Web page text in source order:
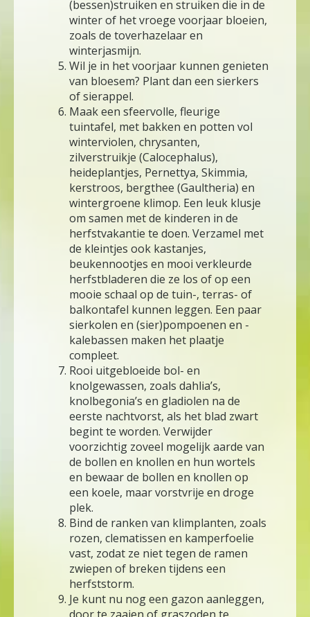
(bessen)struiken en struiken die in de
winter of het vroege voorjaar bloeien,
zoals de toverhazelaar en
winterjasmijn.
Wil je in het voorjaar kunnen genieten
van bloesem? Plant dan een sierkers
of sierappel.
Maak een sfeervolle, fleurige
tuintafel, met bakken en potten vol
winterviolen, chrysanten,
zilverstruikje (Calocephalus),
heideplantjes, Pernettya, Skimmia,
kerstroos, bergthee (Gaultheria) en
wintergroene klimop. Een leuk klusje
om samen met de kinderen in de
herfstvakantie te doen. Verzamel met
de kleintjes ook kastanjes,
beukennootjes en mooi verkleurde
herfstbladeren die ze los of op een
mooie schaal op de tuin-, terras- of
balkontafel kunnen leggen. Een paar
sierkolen en (sier)pompoenen en -
kalebassen maken het plaatje
compleet.
Rooi uitgebloeide bol- en
knolgewassen, zoals dahlia’s,
knolbegonia’s en gladiolen na de
eerste nachtvorst, als het blad zwart
begint te worden. Verwijder
voorzichtig zoveel mogelijk aarde van
de bollen en knollen en hun wortels
en bewaar de bollen en knollen op
een koele, maar vorstvrije en droge
plek.
Bind de ranken van klimplanten, zoals
rozen, clematissen en kamperfoelie
vast, zodat ze niet tegen de ramen
zwiepen of breken tijdens een
herfststorm.
Je kunt nu nog een gazon aanleggen,
door te zaaien of graszoden te